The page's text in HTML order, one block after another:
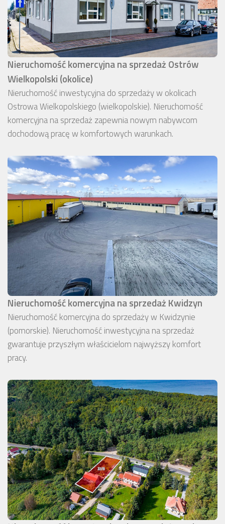
Nieruchomość komercyjna na sprzedaż Ostrów
Wielkopolski (okolice)
Nieruchomość inwestycyjna do sprzedaży w okolicach
Ostrowa Wielkopolskiego (wielkopolskie). Nieruchomość
komercyjna na sprzedaż zapewnia nowym nabywcom
dochodową pracę w komfortowych warunkach.
Nieruchomość komercyjna na sprzedaż Kwidzyn
Nieruchomość komercyjna do sprzedaży w Kwidzynie
(pomorskie). Nieruchomość inwestycyjna na sprzedaż
gwarantuje przyszłym właścicielom najwyższy komfort
pracy.